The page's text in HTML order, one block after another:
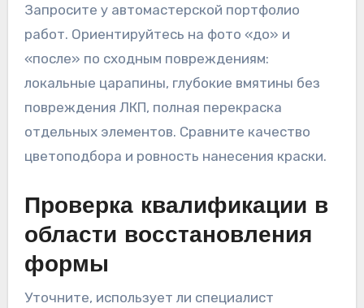
Запросите у автомастерской портфолио
работ. Ориентируйтесь на фото «до» и
«после» по сходным повреждениям:
локальные царапины, глубокие вмятины без
повреждения ЛКП, полная перекраска
отдельных элементов. Сравните качество
цветоподбора и ровность нанесения краски.
Проверка квалификации в
области восстановления
формы
Уточните, использует ли специалист